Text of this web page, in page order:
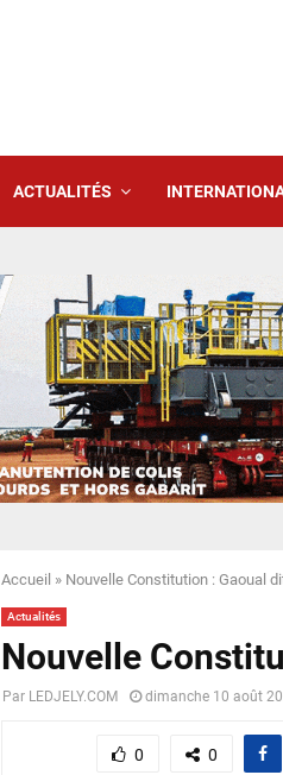
ACTUALITÉS
Accueil » Nouvelle Constitution : Gaoual
Actualités
Nouvelle
Par LEDJELY.COM dimanche 10 août
0 0